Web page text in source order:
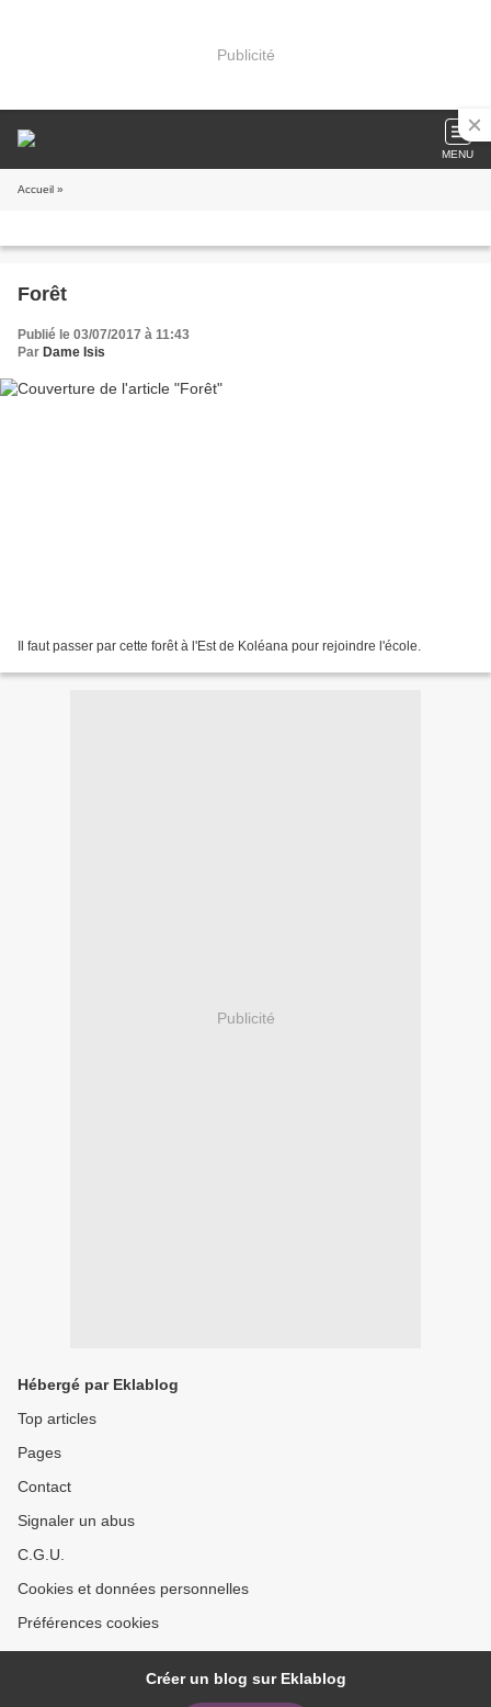
Publicité
MENU
Accueil »
Forêt
Publié le 03/07/2017 à 11:43
Par Dame Isis
Il faut passer par cette forêt à l'Est de Koléana pour rejoindre l'école.
Publicité
Hébergé par Eklablog
Top articles
Pages
Contact
Signaler un abus
C.G.U.
Cookies et données personnelles
Préférences cookies
Créer un blog sur Eklablog